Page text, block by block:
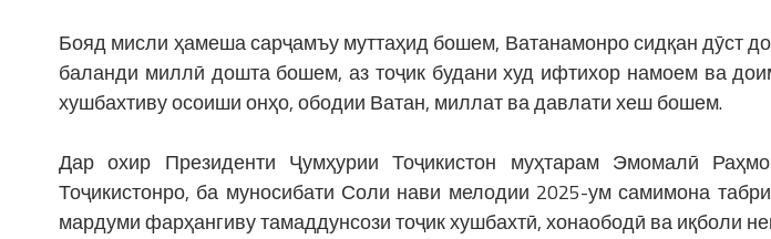
Бояд мисли ҳамеша сарҷамъу муттаҳид бошем, Ватанамонро сидқан дӯст
баланди миллӣ дошта бошем, аз тоҷик будани худ ифтихор намоем ва
хушбахтиву осоиши онҳо, ободии Ватан, миллат ва давлати хеш бошем.
Дар охир Президенти Ҷумҳурии Тоҷикистон муҳтарам Эмомалӣ
Тоҷикистонро, ба муносибати Соли нави мелодии 2025-ум самимона
мардуми фарҳангиву тамаддунсози тоҷик хушбахтӣ, хонаободӣ ва иқболи